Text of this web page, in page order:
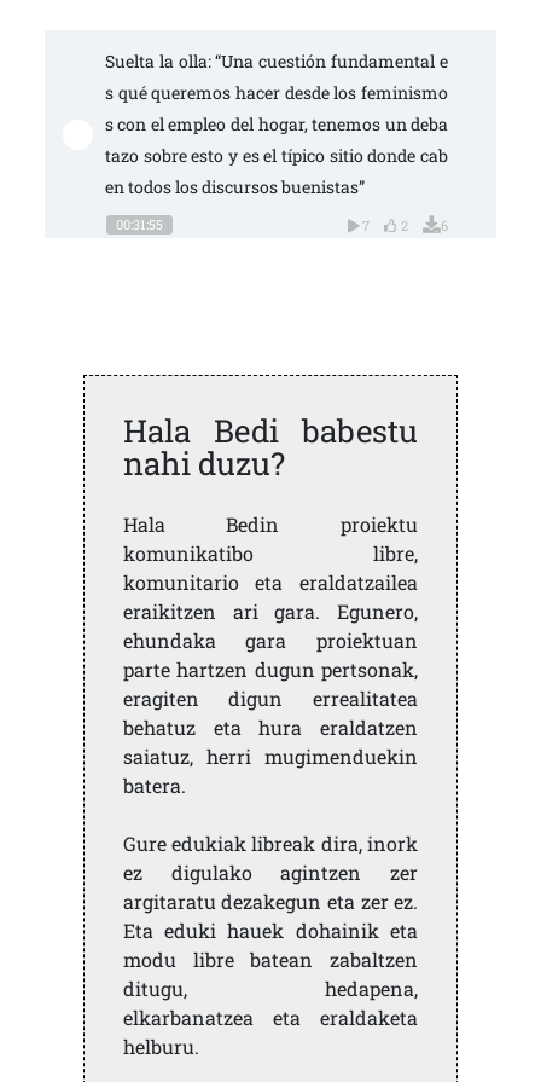
Suelta la olla: “Una cuestión fundamental e
s qué queremos hacer desde los feminismo
s con el empleo del hogar, tenemos un deba
tazo sobre esto y es el típico sitio donde cab
en todos los discursos buenistas”
00:31:55 7 2 6
Hala Bedi babestu
nahi duzu?
Hala Bedin proiektu
komunikatibo libre,
komunitario eta eraldatzailea
eraikitzen ari gara. Egunero,
ehundaka gara proiektuan
parte hartzen dugun pertsonak,
eragiten digun errealitatea
behatuz eta hura eraldatzen
saiatuz, herri mugimenduekin
batera.
Gure edukiak libreak dira, inork
ez digulako agintzen zer
argitaratu dezakegun eta zer ez.
Eta eduki hauek dohainik eta
modu libre batean zabaltzen
ditugu, hedapena,
elkarbanatzea eta eraldaketa
helburu.